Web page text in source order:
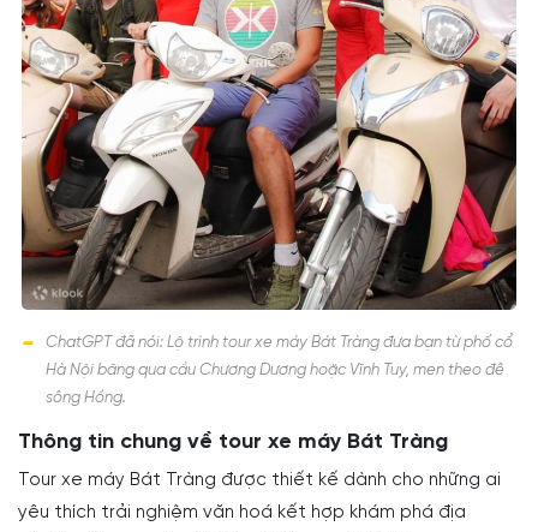
ChatGPT đã nói: Lộ trình tour xe máy Bát Tràng đưa bạn từ phố cổ
Hà Nội băng qua cầu Chương Dương hoặc Vĩnh Tuy, men theo đê
sông Hồng.
Thông tin chung về tour xe máy Bát Tràng
Tour xe máy Bát Tràng được thiết kế dành cho những ai
yêu thích trải nghiệm văn hoá kết hợp khám phá địa